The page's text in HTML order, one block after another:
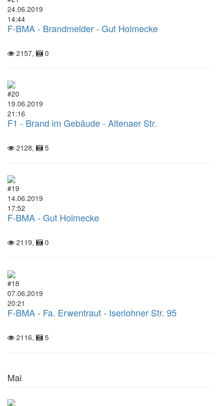
24.06.2019
14:44
F-BMA - Brandmelder - Gut Holmecke
2157, 0
#20
19.06.2019
21:16
F1 - Brand im Gebäude - Altenaer Str.
2128, 5
#19
14.06.2019
17:52
F-BMA - Gut Holmecke
2119, 0
#18
07.06.2019
20:21
F-BMA - Fa. Erwentraut - Iserlohner Str. 95
2116, 5
Mai